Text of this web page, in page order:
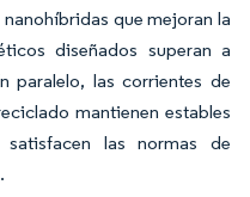
que mejoran la
diseñados superan a
paralelo, las corrientes de
mantienen estables
las normas de